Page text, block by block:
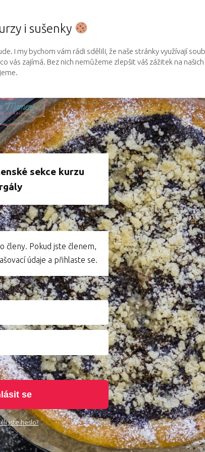
sekce kurzu
členy. Pokud jste členem,
údaje a přihlaste se.
se
jste heslo?
i sušenky
I my bychom vám rádi sdělili, že naše stránky využívají
vás zajímá. Bez nich nemůžeme zlepšit váš zážitek na